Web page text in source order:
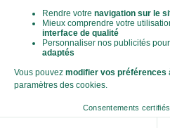
Valeurs
Par personne
Énergie (kJ)